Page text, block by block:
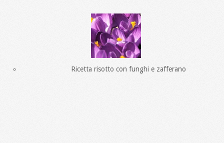
Ricetta risotto con funghi e zafferano